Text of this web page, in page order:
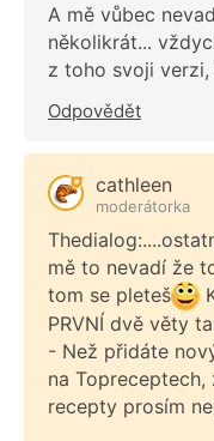
A mě vůbec
několikrát...
z toho svoji
Odpovědět
cathleen
moderátorka
mě to nevadí že
tom se pleteš
PRVNÍ dvě věty
- Než přidáte
na
recepty prosím